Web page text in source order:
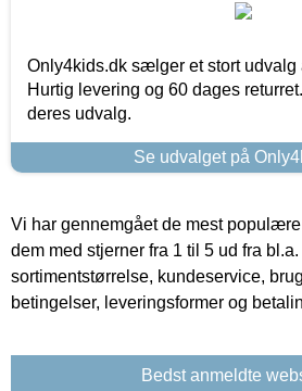
Only4kids.dk sælger et stort udvalg
Hurtig levering og 60 dages
deres udvalg.
Se udvalget på
Vi har gennemgået de mest
dem med stjerner fra 1 til 5 ud fra
sortimentstørrelse, kundeservice,
betingelser, leveringsformer og
Bedst anmeldte